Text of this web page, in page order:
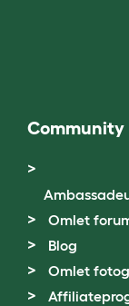
Community
Omlet
Blog
Omlet